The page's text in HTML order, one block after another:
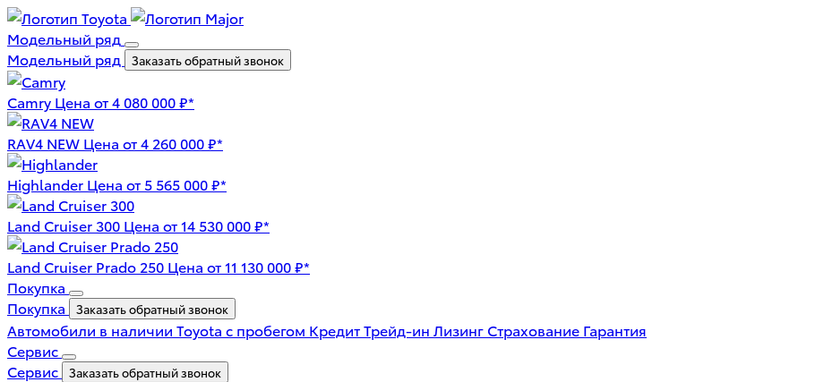
Модельный ряд
Модельный ряд
Заказать обратный звонок
Camry Цена от 4 080 000 ₽*
RAV4 NEW Цена от 4 260 000 ₽*
Highlander Цена от 5 565 000 ₽*
Land Cruiser 300 Цена от 14 530 000 ₽*
Land Cruiser Prado 250 Цена от 11 130 000 ₽*
Покупка
Покупка
Заказать обратный звонок
Автомобили в наличии Toyota с пробегом КредитТрейд-ин Лизинг Страхование Гарантия
Сервис
Сервис
Заказать обратный звонок